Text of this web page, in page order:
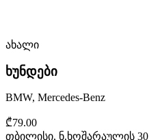
ახალი
ხუნდები
BMW, Mercedes-Benz
₾79.00
თბილისი, ნ.ხოშარაულის 30